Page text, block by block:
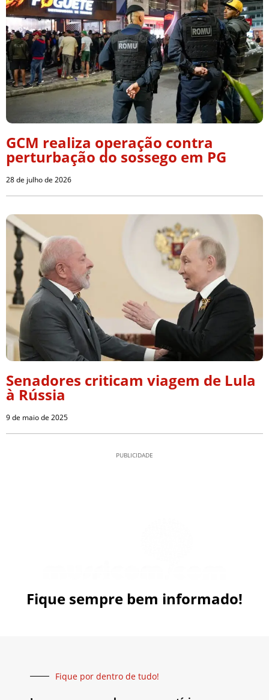
GCM realiza operação contra
perturbação do sossego em PG
28 de julho de 2026
Senadores criticam viagem de Lula
à Rússia
9 de maio de 2025
PUBLICIDADE
Fique sempre bem informado!
Fique por dentro de tudo!